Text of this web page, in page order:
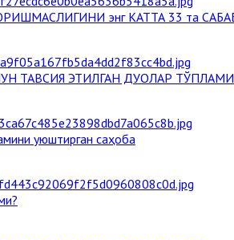
энг КАТТА 33 та
ТАВСИЯ ЭТИЛГАН ДУОЛАР ТЎПЛАМИ
уюштирган саҳоба